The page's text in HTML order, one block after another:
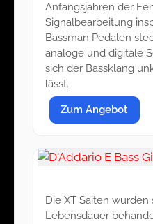
Anfangsjahren der
Signalbearbeitung
Bassman Pedalen
analoge und digitale
sich der Bassklang
lässt.
Zum Angebot
Die XT Saiten
Lebensdauer